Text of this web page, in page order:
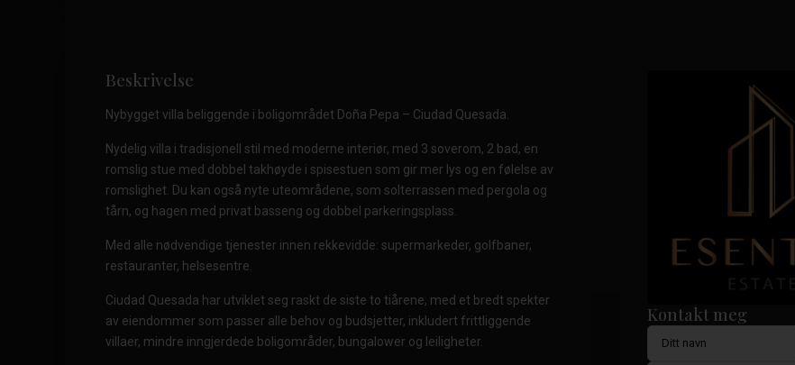
Beskrivelse
Nybygget villa beliggende i boligområdet Doña Pepa – Ciudad Quesada.
Nydelig villa i tradisjonell stil med moderne interiør, med 3 soverom, 2 bad, en
romslig stue med dobbel takhøyde i spisestuen som gir mer lys og en følelse av
romslighet. Du kan også nyte uteområdene, som solterrassen med pergola og
tårn, og hagen med privat basseng og dobbel parkeringsplass.
Med alle nødvendige tjenester innen rekkevidde: supermarkeder, golfbaner,
restauranter, helsesentre.
Ciudad Quesada har utviklet seg raskt de siste to tiårene, med et bredt spekter
av eiendommer som passer alle behov og budsjetter, inkludert frittliggende
villaer, mindre inngjerdede boligområder, bungalower og leiligheter.
Kontakt meg